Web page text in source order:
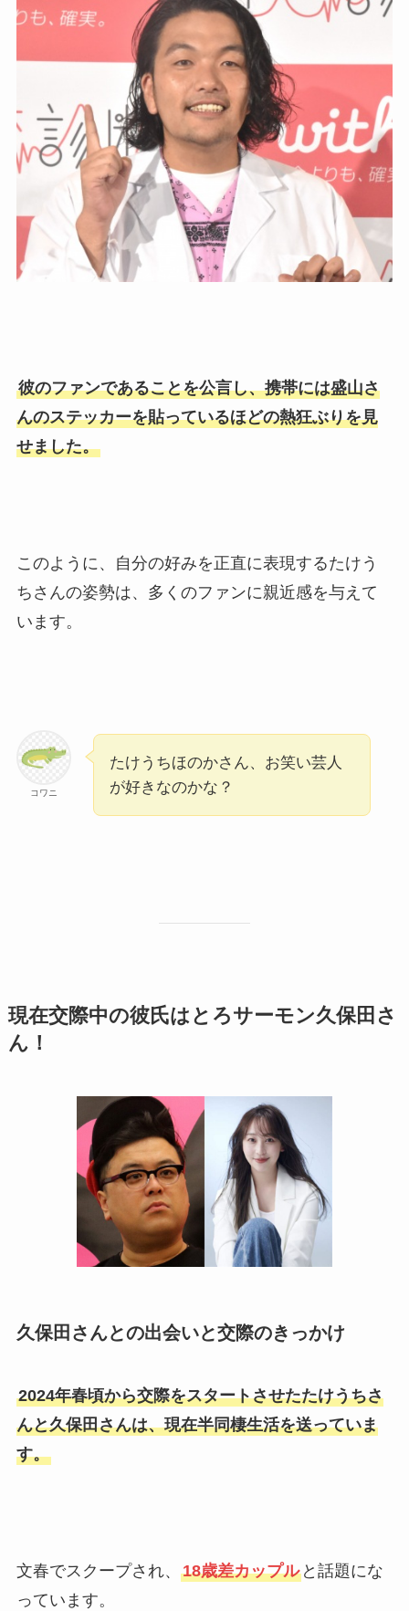
彼のファンであることを公言し、携帯には盛山さ
んのステッカーを貼っているほどの熱狂ぶりを見
せました。
このように、自分の好みを正直に表現するたけう
ちさんの姿勢は、多くのファンに親近感を与えて
います。
コワニ
たけうちほのかさん、お笑い芸人
が好きなのかな？
現在交際中の彼氏はとろサーモン久保田さ
ん！
久保田さんとの出会いと交際のきっかけ
2024年春頃から交際をスタートさせたたけうちさ
んと久保田さんは、現在半同棲生活を送っていま
す。
文春でスクープされ、 18歳差カップルと話題にな
っています。